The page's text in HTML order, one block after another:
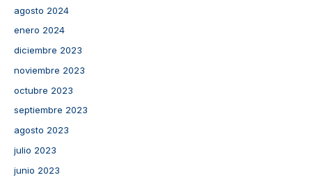
agosto 2024
enero 2024
diciembre 2023
noviembre 2023
octubre 2023
septiembre 2023
agosto 2023
julio 2023
junio 2023